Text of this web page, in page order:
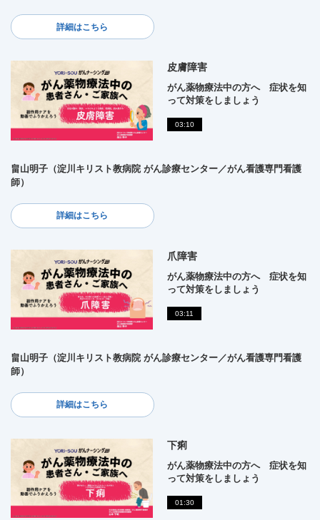
詳細はこちら
皮膚障害
がん薬物療法中の方へ 症状を知
って対策をしましょう
03:10
畠山明子（淀川キリスト教病院 がん診療センター／がん看護専門看護
師）
詳細はこちら
爪障害
がん薬物療法中の方へ 症状を知
って対策をしましょう
03:11
畠山明子（淀川キリスト教病院 がん診療センター／がん看護専門看護
師）
詳細はこちら
下痢
がん薬物療法中の方へ 症状を知
って対策をしましょう
01:30